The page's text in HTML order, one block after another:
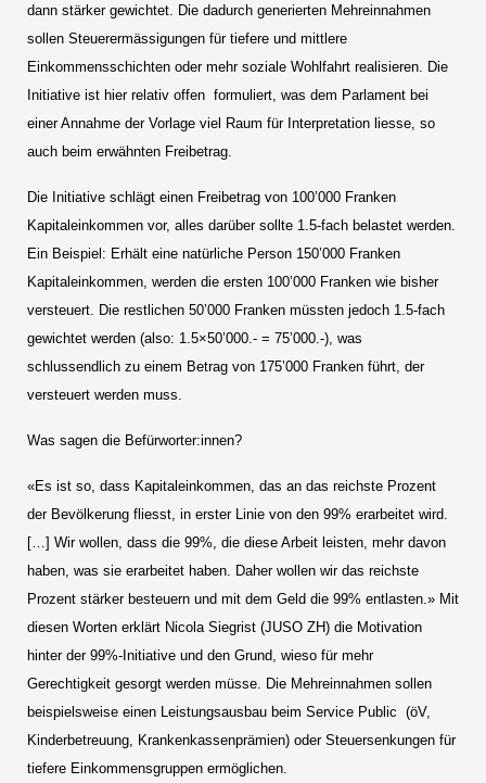
dann stärker gewichtet. Die dadurch generierten Mehreinnahmen
sollen Steuerermässigungen für tiefere und mittlere
Einkommensschichten oder mehr soziale Wohlfahrt realisieren. Die
Initiative ist hier relativ offen formuliert, was dem Parlament bei
einer Annahme der Vorlage viel Raum für Interpretation liesse, so
auch beim erwähnten Freibetrag.
Die Initiative schlägt einen Freibetrag von 100’000 Franken
Kapitaleinkommen vor, alles darüber sollte 1.5-fach belastet werden.
Ein Beispiel: Erhält eine natürliche Person 150’000 Franken
Kapitaleinkommen, werden die ersten 100’000 Franken wie bisher
versteuert. Die restlichen 50’000 Franken müssten jedoch 1.5-fach
gewichtet werden (also: 1.5×50’000.- = 75’000.-), was
schlussendlich zu einem Betrag von 175’000 Franken führt, der
versteuert werden muss.
Was sagen die Befürworter:innen?
«Es ist so, dass Kapitaleinkommen, das an das reichste Prozent
der Bevölkerung fliesst, in erster Linie von den 99% erarbeitet wird.
[…] Wir wollen, dass die 99%, die diese Arbeit leisten, mehr davon
haben, was sie erarbeitet haben. Daher wollen wir das reichste
Prozent stärker besteuern und mit dem Geld die 99% entlasten.» Mit
diesen Worten erklärt Nicola Siegrist (JUSO ZH) die Motivation
hinter der 99%-Initiative und den Grund, wieso für mehr
Gerechtigkeit gesorgt werden müsse. Die Mehreinnahmen sollen
beispielsweise einen Leistungsausbau beim Service Public (öV,
Kinderbetreuung, Krankenkassenprämien) oder Steuersenkungen für
tiefere Einkommensgruppen ermöglichen.